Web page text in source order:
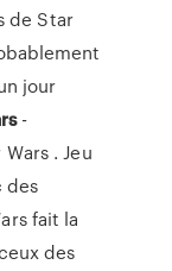
de Star
jour
-
. Jeu
des
fait la
des